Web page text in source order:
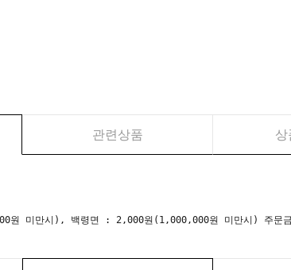
관련상품
미만시), 백령면 : 2,000원(1,000,000원 미만시) 주문금